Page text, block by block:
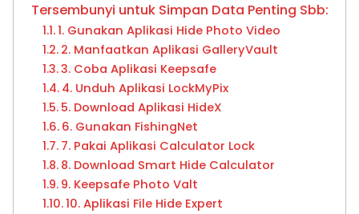
Tersembunyi untuk Simpan Data Penting Sbb:
1. Gunakan Aplikasi Hide Photo Video
2. Manfaatkan Aplikasi GalleryVault
3. Coba Aplikasi Keepsafe
4. Unduh Aplikasi LockMyPix
5. Download Aplikasi HideX
6. Gunakan FishingNet
7. Pakai Aplikasi Calculator Lock
8. Download Smart Hide Calculator
9. Keepsafe Photo Valt
10. Aplikasi File Hide Expert